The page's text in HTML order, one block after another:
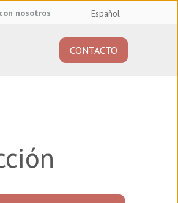
nosotros Español
CONTACTO